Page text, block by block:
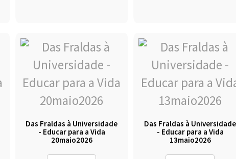
Das Fraldas à Universidade
- Educar para a Vida
20maio2026
Das Fraldas à Universidade
- Educar para a Vida
13maio2026